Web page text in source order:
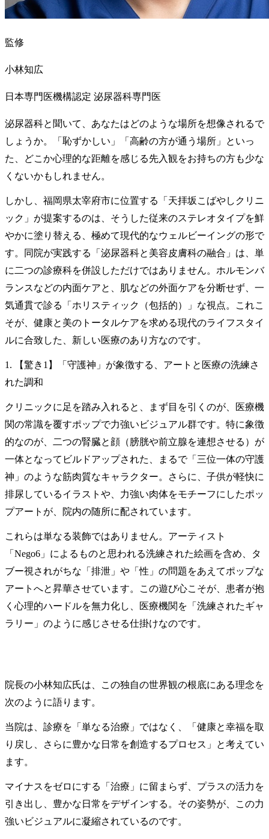
監修
小林知広
日本専門医機構認定 泌尿器科専門医
泌尿器科と聞いて、あなたはどのような場所を想像されるで
しょうか。「恥ずかしい」「高齢の方が通う場所」といっ
た、どこか心理的な距離を感じる先入観をお持ちの方も少な
くないかもしれません。
しかし、福岡県太宰府市に位置する「天拝坂こばやしクリニ
ック」が提案するのは、そうした従来のステレオタイプを鮮
やかに塗り替える、極めて現代的なウェルビーイングの形で
す。同院が実践する「泌尿器科と美容皮膚科の融合」は、単
に二つの診療科を併設しただけではありません。ホルモンバ
ランスなどの内面ケアと、肌などの外面ケアを分断せず、一
気通貫で診る「ホリスティック（包括的）」な視点。これこ
そが、健康と美のトータルケアを求める現代のライフスタイ
ルに合致した、新しい医療のあり方なのです。
1. 【驚き1】「守護神」が象徴する、アートと医療の洗練さ
れた調和
クリニックに足を踏み入れると、まず目を引くのが、医療機
関の常識を覆すポップで力強いビジュアル群です。特に象徴
的なのが、二つの腎臓と顔（膀胱や前立腺を連想させる）が
一体となってビルドアップされた、まるで「三位一体の守護
神」のような筋肉質なキャラクター。さらに、子供が軽快に
排尿しているイラストや、力強い肉体をモチーフにしたポッ
プアートが、院内の随所に配されています。
これらは単なる装飾ではありません。アーティスト
「Nego6」によるものと思われる洗練された絵画を含め、タ
ブー視されがちな「排泄」や「性」の問題をあえてポップな
アートへと昇華させています。この遊び心こそが、患者が抱
く心理的ハードルを無力化し、医療機関を「洗練されたギャ
ラリー」のように感じさせる仕掛けなのです。
院長の小林知広氏は、この独自の世界観の根底にある理念を
次のように語ります。
当院は、診療を「単なる治療」ではなく、「健康と幸福を取
り戻し、さらに豊かな日常を創造するプロセス」と考えてい
ます。
マイナスをゼロにする「治療」に留まらず、プラスの活力を
引き出し、豊かな日常をデザインする。その姿勢が、この力
強いビジュアルに凝縮されているのです。